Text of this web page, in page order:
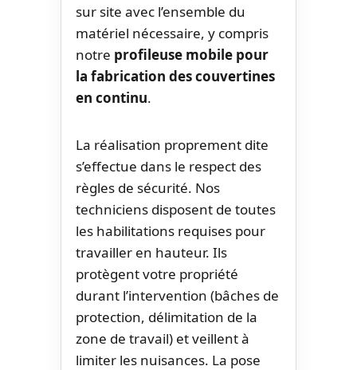
sur site avec l’ensemble du
matériel nécessaire, y compris
notre profileuse mobile pour
la fabrication des couvertines
en continu.
La réalisation proprement dite
s’effectue dans le respect des
règles de sécurité. Nos
techniciens disposent de toutes
les habilitations requises pour
travailler en hauteur. Ils
protègent votre propriété
durant l’intervention (bâches de
protection, délimitation de la
zone de travail) et veillent à
limiter les nuisances. La pose